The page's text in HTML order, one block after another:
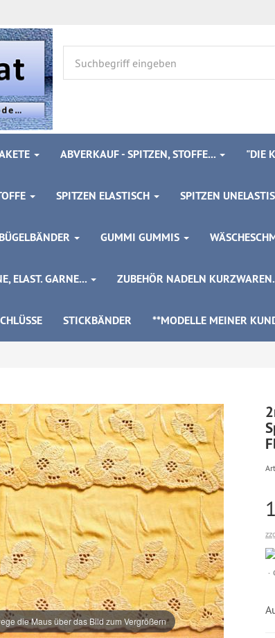
ABVERKAUF - SPITZEN, STOFFE... "DIE
SPITZEN ELASTISCH SPITZEN
BÜGELBÄNDER GUMMI GUMMIS
ELAST. GARNE... ZUBEHÖR NADELN
STICKBÄNDER **MODELLE MEINER
die Maus über das Bild zum Vergrößern